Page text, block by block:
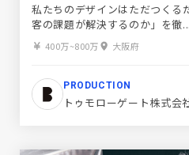
私たちのデザインはただつくる
客の課題が解決するのか」を徹...
400万~800万 大阪府
PRODUCTION
トゥモローゲート株式会